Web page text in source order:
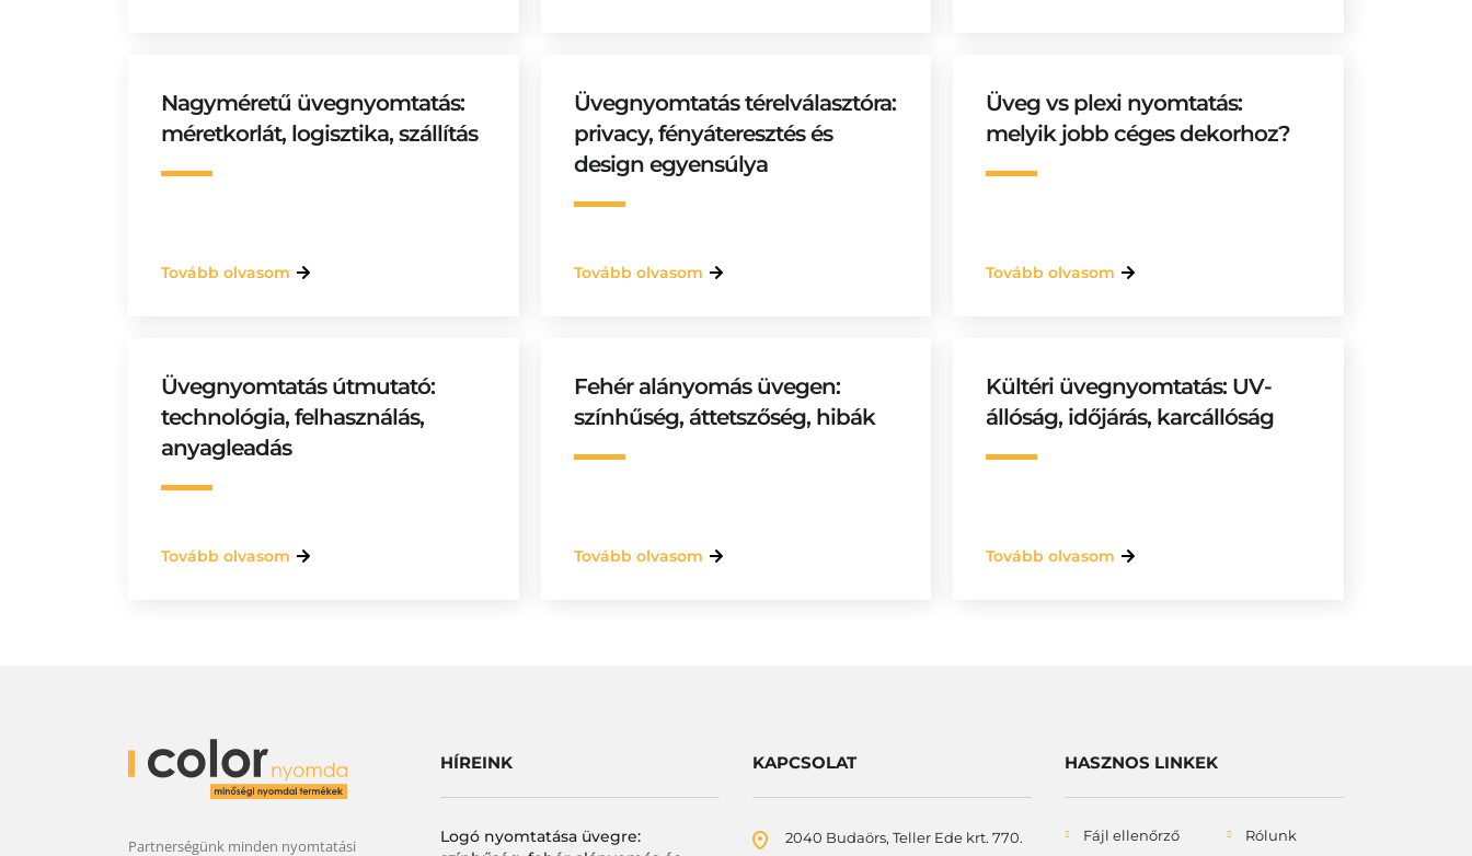
Nagyméretű üvegnyomtatás:
méretkorlát, logisztika, szállítás
Tovább olvasom
Üvegnyomtatás térelválasztóra:
privacy, fényáteresztés és
design egyensúlya
Tovább olvasom
Üveg vs plexi nyomtatás:
melyik jobb céges dekorhoz?
Tovább olvasom
Üvegnyomtatás útmutató:
technológia, felhasználás,
anyagleadás
Tovább olvasom
Fehér alányomás üvegen:
színhűség, áttetszőség, hibák
Tovább olvasom
Kültéri üvegnyomtatás: UV-
állóság, időjárás, karcállóság
Tovább olvasom
Partnerségünk minden nyomtatási
HÍREINK
Logó nyomtatása üvegre:
KAPCSOLAT
2040 Budaörs, Teller Ede krt. 770.
HASZNOS LINKEK
Fájl ellenőrző Rólunk